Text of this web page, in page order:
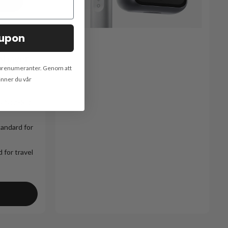
for
for travel
Genom att
du vår